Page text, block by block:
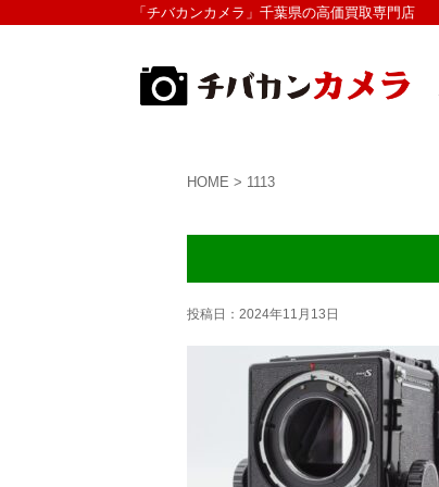
「チバカンカメラ」千葉県の高価買取専門店
HOME > 1113
投稿日： 2024年11月13日